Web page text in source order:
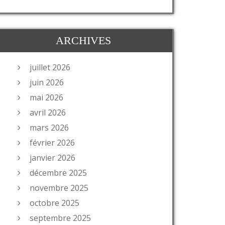
ARCHIVES
juillet 2026
juin 2026
mai 2026
avril 2026
mars 2026
février 2026
janvier 2026
décembre 2025
novembre 2025
octobre 2025
septembre 2025